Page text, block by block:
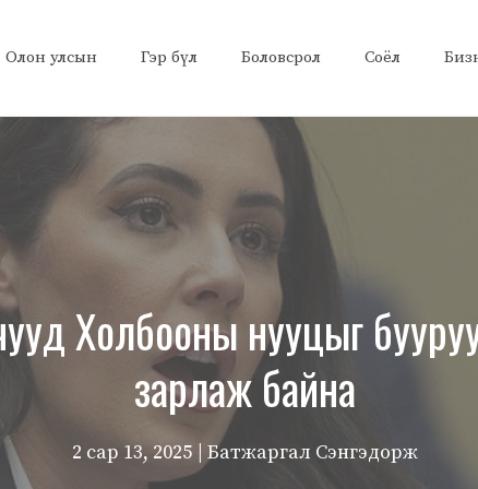
Олон улсын Гэр бүл Боловсрол Соёл
Холбооны нууцыг
зарлаж байна
2 сар 13, 2025 | Батжаргал Сэнгэдорж